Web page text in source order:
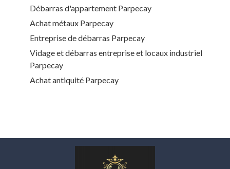
Débarras d'appartement Parpecay
Achat métaux Parpecay
Entreprise de débarras Parpecay
Vidage et débarras entreprise et locaux industriel
Parpecay
Achat antiquité Parpecay